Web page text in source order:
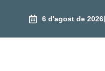
6 d'agost de 2026